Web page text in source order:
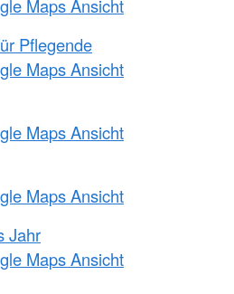
Maps Ansicht
Pflegende
Maps Ansicht
Maps Ansicht
Maps Ansicht
Jahr
Maps Ansicht